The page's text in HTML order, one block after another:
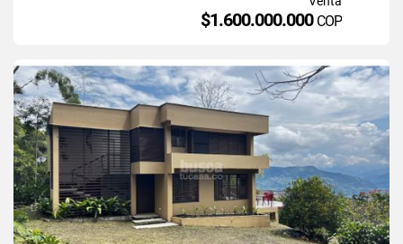
$1.600.000.000 COP